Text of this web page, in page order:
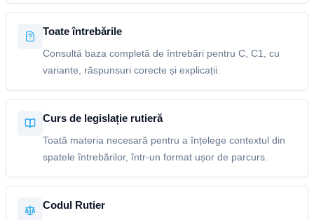
Toate întrebările
Consultă baza completă de întrebări pentru C, C1, cu
variante, răspunsuri corecte și explicații.
Curs de legislație rutieră
Toată materia necesară pentru a înțelege contextul din
spatele întrebărilor, într-un format ușor de parcurs.
Codul Rutier